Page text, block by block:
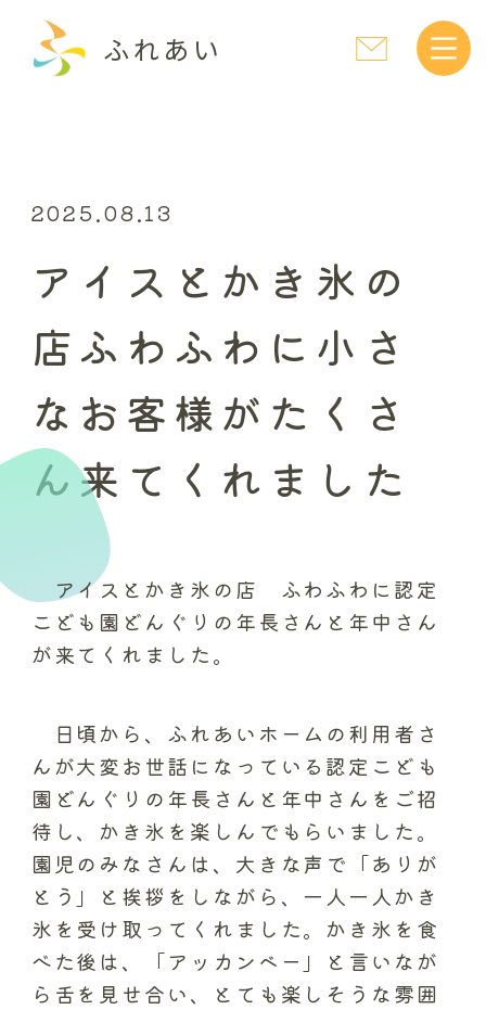
ふれあい
2025.08.13
アイスとかき氷の
店ふわふわに小さ
なお客様がたくさ
ん来てくれました
アイスとかき氷の店 ふわふわに認定
こども園どんぐりの年長さんと年中さん
が来てくれました。
日頃から、ふれあいホームの利用者さ
んが大変お世話になっている認定こども
園どんぐりの年長さんと年中さんをご招
待し、かき氷を楽しんでもらいました。
園児のみなさんは、大きな声で「ありが
とう」と挨拶をしながら、一人一人かき
氷を受け取ってくれました。かき氷を食
べた後は、「アッカンベー」と言いなが
ら舌を見せ合い、とても楽しそうな雰囲